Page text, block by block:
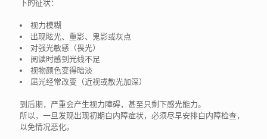
下的征状：
视力模糊
出现眩光、重影、鬼影或灰点
对强光敏感（畏光）
阅读时感到光线不足
视物颜色变得暗淡
屈光经常改变（近视或散光加深）
到后期，严重会产生视力障碍，甚至只剩下感光能力。
所以，一旦发现出现初期白内障症状，必须尽早安排白内障检查，
以免情况恶化。